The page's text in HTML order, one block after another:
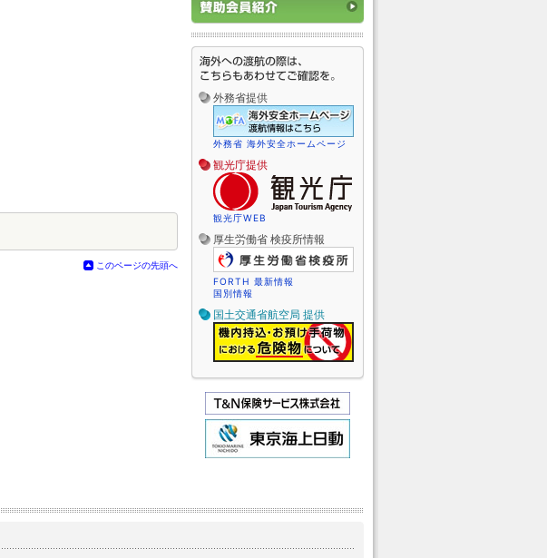
このページの先頭へ
外務省提供
外務省 海外安全ホームページ
観光庁提供
観光庁WEB
厚生労働省 検疫所情報
FORTH 最新情報
国別情報
国土交通省航空局 提供